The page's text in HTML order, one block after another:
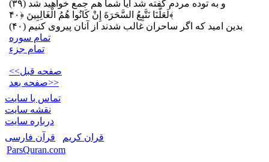
و به توده مردم گفته شد آيا شما هم جمع خواهيد شد (۳۹)
لَعَلَّنَا نَتَّبِعُ السَّحَرَةَ إِنْ كَانُوا هُمُ الْغَالِبِينَ﴿۴۰﴾
بدين اميد كه اگر ساحران غالب شدند از آنان پيروى كنيم (۴۰)
تمام سوره
تمام جزء
<<صفحه قبل
صفحه بعد>>
تماس با سایت
نقشه سايت
درباره سایت
قران کریم
قرآن فارسی
ParsQuran.com